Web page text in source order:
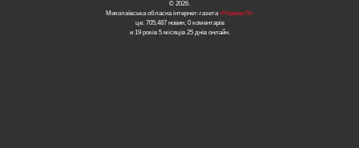
© 2026.
Миколаївська обласна інтернет-газета«Новини N»
це: 705,487 новин, 0 коментарів
и 19 років 5 місяців 25 днів онлайн.